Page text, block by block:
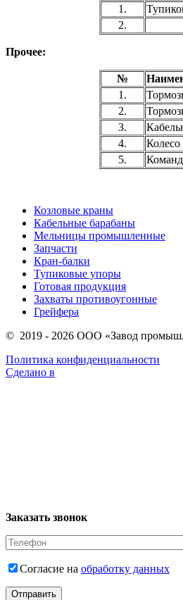
1.
2.
Прочее:
№
1.
2.
3.
4.
5.
Козловые краны
Кабельные барабаны
Мельницы промышленные
Запчасти
Кран-балки
Тупиковые упоры
Готовая продукция
Захваты противоугонные
Грейфера
© 2019 - 2026 ООО «Завод
Политика конфиденциальности
Сделано в
Заказать звонок
Согласие на обработку данных